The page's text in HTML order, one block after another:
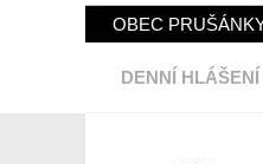
OBEC
DENNÍ HLÁŠENÍ